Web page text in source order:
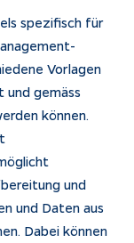
spezifisch für
Vorlagen
gemäss
können.
und
und Daten aus
Dabei können